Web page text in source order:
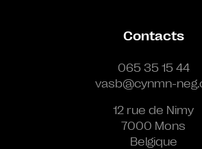
Contacts
065 35 15 44
vasb@cynmn-
12 rue de Nimy
7000 Mons
Belgique